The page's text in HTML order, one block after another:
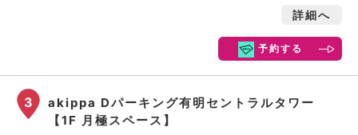
詳細へ
予約する
3
akippa Dパーキング有明セントラルタワー
【1F 月極スペース】